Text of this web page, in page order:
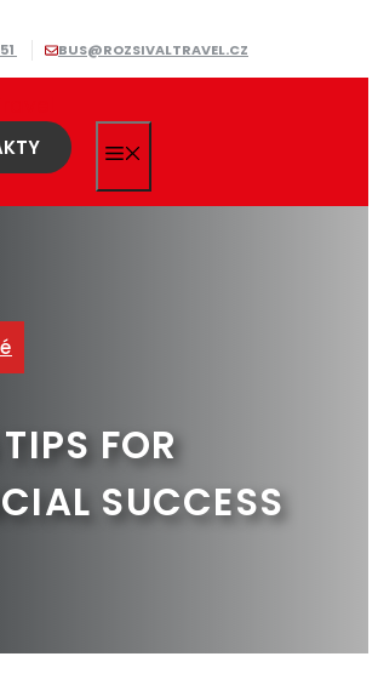
BUS@ROZSIVALTRAVEL.CZ
FOR
SUCCESS